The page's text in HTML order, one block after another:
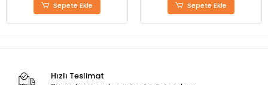
Sepete Ekle Sepete Ekle
Hızlı Teslimat